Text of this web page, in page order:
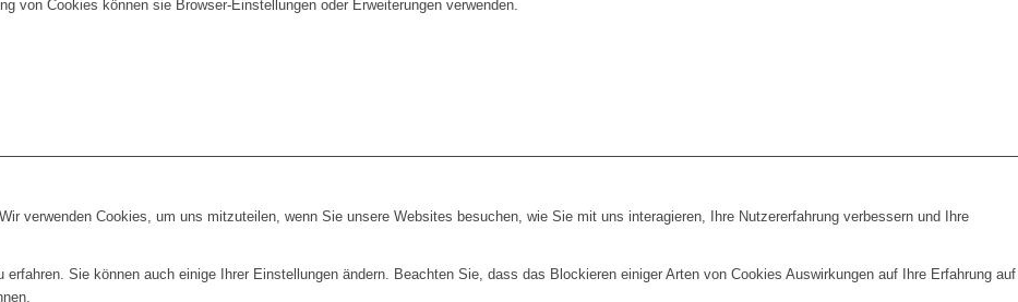
von Cookies können sie Browser-Einstellungen oder Erweiterungen verwenden.
verwenden Cookies, um uns mitzuteilen, wenn Sie unsere Websites besuchen, wie Sie mit uns interagieren, Ihre Nutzererfahrung verbessern und Ihre
Sie können auch einige Ihrer Einstellungen ändern. Beachten Sie, dass das Blockieren einiger Arten von Cookies Auswirkungen auf Ihre Erfahrung auf